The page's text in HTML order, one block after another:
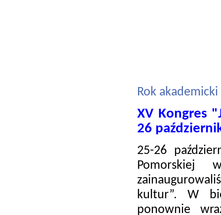
Rok
XV Kongres
26
25-26
Pomorskiej
kultur”. W
ponownie